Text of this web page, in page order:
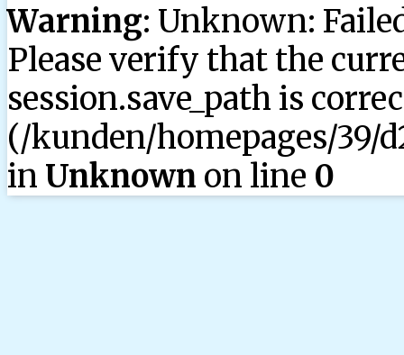
Warning: Unknown:
Please verify that the
session.save_path is
(/kunden/homepages/39/
in Unknown on line 0